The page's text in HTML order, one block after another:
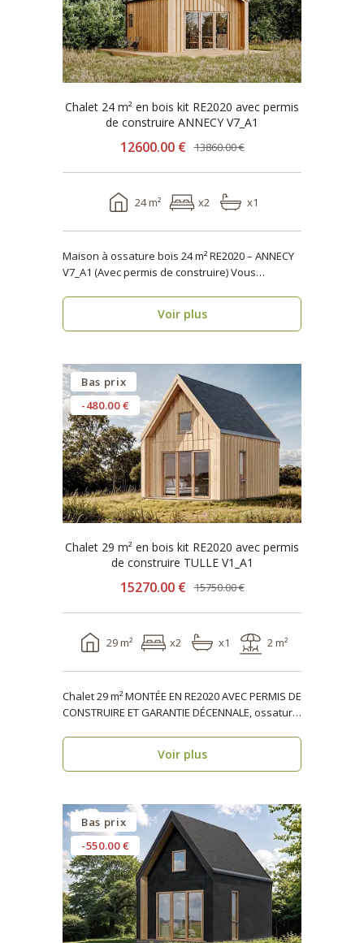
Chalet 24 m² en bois kit RE2020 avec permis
de construire ANNECY V7_A1
12600.00 € 13860.00 €
24 m² x2 x1
Maison à ossature bois 24 m² RE2020 – ANNECY
V7_A1 (Avec permis de construire) Vous
Voir plus
Bas prix
-480.00 €
Chalet 29 m² en bois kit RE2020 avec permis
de construire TULLE V1_A1
15270.00 € 15750.00 €
29 m² x2 x1 2 m²
Chalet 29 m² MONTÉE EN RE2020 AVEC PERMIS DE
CONSTRUIRE ET GARANTIE DÉCENNALE, ossature
Voir plus
Bas prix
-550.00 €